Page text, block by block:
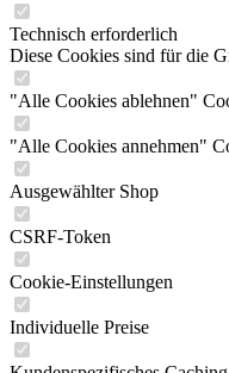
Technisch erforderlich
Diese Cookies sind für die
"Alle Cookies ablehnen"
"Alle Cookies annehmen"
Ausgewählter Shop
CSRF-Token
Cookie-Einstellungen
Individuelle Preise